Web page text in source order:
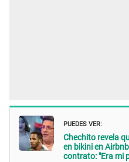
PUEDES VER:
Chechito revela
en bikini en
contrato: "Era mi